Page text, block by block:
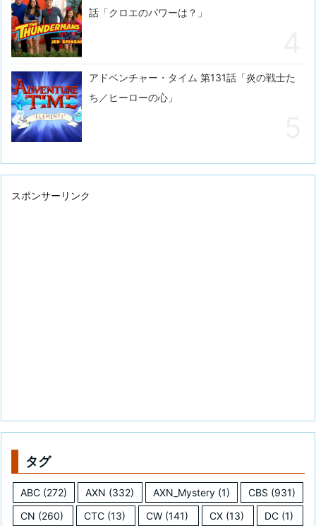
話「クロエのパワーは？」
アドベンチャー・タイム 第131話「炎の戦士た
ち／ヒーローの心」
スポンサーリンク
タグ
ABC (272) AXN (332) AXN_Mystery(1) CBS (931)
CN (260) CTC (13) CW (141) CX(13) DC(1)